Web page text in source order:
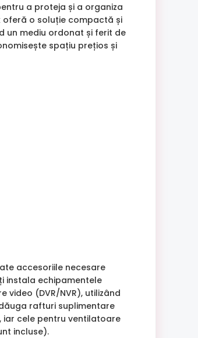
a proteja și a organiza
oferă o soluție compactă și
un mediu ordonat și ferit de
spațiu prețios și
accesoriile necesare
instala echipamentele
(DVR/NVR), utilizând
rafturi suplimentare
iar cele pentru ventilatoare
incluse).